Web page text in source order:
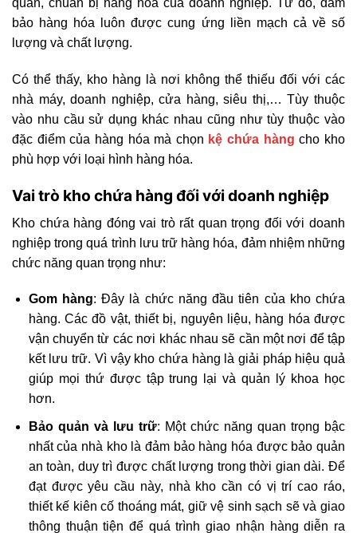
quản, chuẩn bị hàng hóa của doanh nghiệp. Từ đó, đảm
bảo hàng hóa luôn được cung ứng liền mạch cả về số
lượng và chất lượng.
Có thể thấy, kho hàng là nơi không thể thiếu đối với các
nhà máy, doanh nghiệp, cửa hàng, siêu thị,… Tùy thuộc
vào nhu cầu sử dụng khác nhau cũng như tùy thuộc vào
đặc điểm của hàng hóa mà chọn kệ chứa hàng cho kho
phù hợp với loại hình hàng hóa.
Vai trò kho chứa hàng đối với doanh nghiệp
Kho chứa hàng đóng vai trò rất quan trọng đối với doanh
nghiệp trong quá trình lưu trữ hàng hóa, đảm nhiệm những
chức năng quan trọng như:
Gom hàng: Đây là chức năng đầu tiên của kho chứa
hàng. Các đồ vật, thiết bị, nguyên liệu, hàng hóa được
vận chuyển từ các nơi khác nhau sẽ cần một nơi để tập
kết lưu trữ. Vì vậy kho chứa hàng là giải pháp hiệu quả
giúp mọi thứ được tập trung lại và quản lý khoa học
hơn.
Bảo quản và lưu trữ: Một chức năng quan trọng bậc
nhất của nhà kho là đảm bảo hàng hóa được bảo quản
an toàn, duy trì được chất lượng trong thời gian dài. Để
đạt được yêu cầu này, nhà kho cần có vị trí cao ráo,
thiết kế kiên cố thoáng mát, giữ vệ sinh sạch sẽ và giao
thông thuận tiện để quá trình giao nhận hàng diễn ra